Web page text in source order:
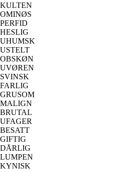
KULTEN
OMINØS
PERFID
HESLIG
UHUMSK
USTELT
OBSKØN
UVØREN
SVINSK
FARLIG
GRUSOM
MALIGN
BRUTAL
UFAGER
BESATT
GIFTIG
DÅRLIG
LUMPEN
KYNISK